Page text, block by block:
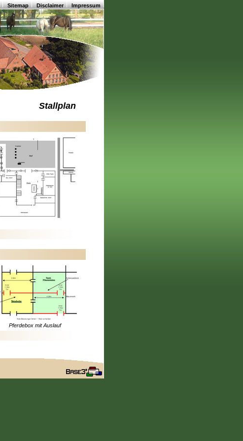
Sitemap Disclaimer Impressum
Stallplan
Pferdebox mit Auslauf